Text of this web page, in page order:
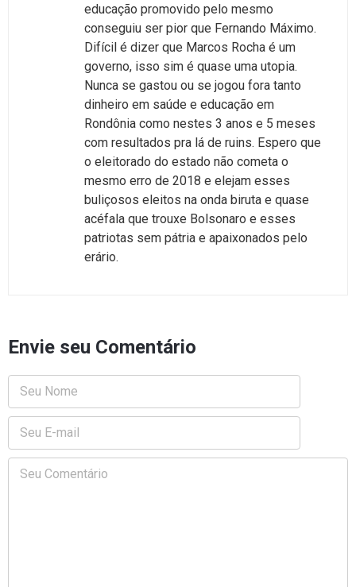
educação promovido pelo mesmo
conseguiu ser pior que Fernando Máximo.
Difícil é dizer que Marcos Rocha é um
governo, isso sim é quase uma utopia.
Nunca se gastou ou se jogou fora tanto
dinheiro em saúde e educação em
Rondônia como nestes 3 anos e 5 meses
com resultados pra lá de ruins. Espero que
o eleitorado do estado não cometa o
mesmo erro de 2018 e elejam esses
buliçosos eleitos na onda biruta e quase
acéfala que trouxe Bolsonaro e esses
patriotas sem pátria e apaixonados pelo
erário.
Envie seu Comentário